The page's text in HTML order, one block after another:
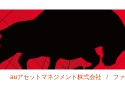
最高運用責任者メッセージ
auアセットマネジメント株式会社 フ